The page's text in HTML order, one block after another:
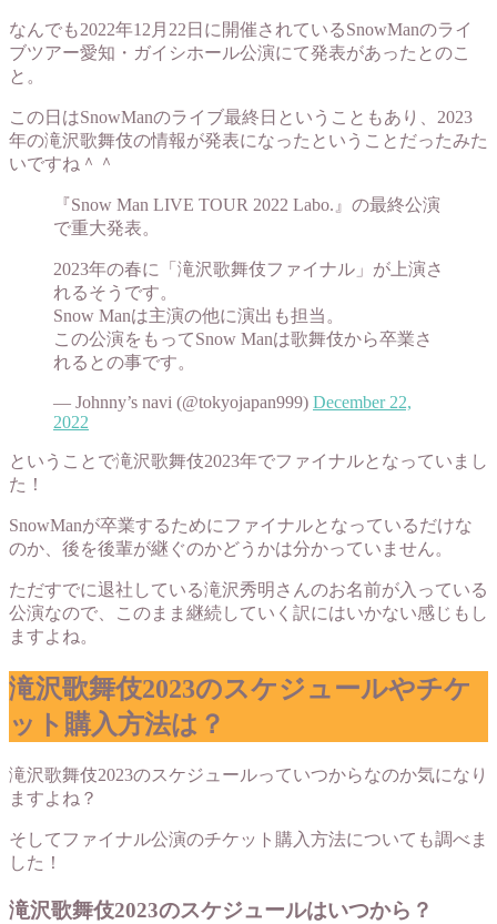
なんでも2022年12月22日に開催されているSnowManのライ
ブツアー愛知・ガイシホール公演にて発表があったとのこ
と。
この日はSnowManのライブ最終日ということもあり、2023
年の滝沢歌舞伎の情報が発表になったということだったみた
いですね＾＾
『Snow Man LIVE TOUR 2022 Labo.』の最終公演
で重大発表。
2023年の春に「滝沢歌舞伎ファイナル」が上演さ
れるそうです。
Snow Manは主演の他に演出も担当。
この公演をもってSnow Manは歌舞伎から卒業さ
れるとの事です。
— Johnny’s navi (@tokyojapan999) December 22,
2022
ということで滝沢歌舞伎2023年でファイナルとなっていまし
た！
SnowManが卒業するためにファイナルとなっているだけな
のか、後を後輩が継ぐのかどうかは分かっていません。
ただすでに退社している滝沢秀明さんのお名前が入っている
公演なので、このまま継続していく訳にはいかない感じもし
ますよね。
滝沢歌舞伎2023のスケジュールやチケ
ット購入方法は？
滝沢歌舞伎2023のスケジュールっていつからなのか気になり
ますよね？
そしてファイナル公演のチケット購入方法についても調べま
した！
滝沢歌舞伎2023のスケジュールはいつから？